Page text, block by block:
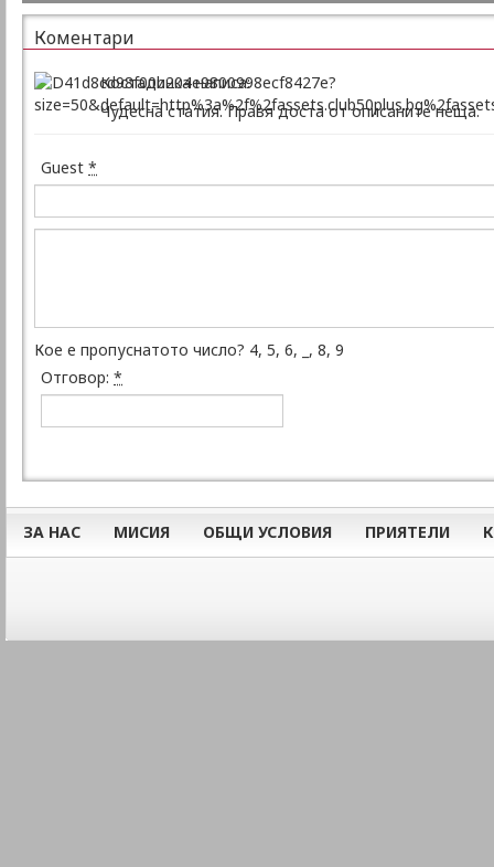
Коментари
Костадинка написа:
Чудесна статия. Правя доста от описаните неща.
Guest *
Кое е пропуснатото число? 4, 5, 6, _, 8, 9
Отговор: *
ЗА НАС МИСИЯ ОБЩИ УСЛОВИЯ ПРИЯТЕЛИ